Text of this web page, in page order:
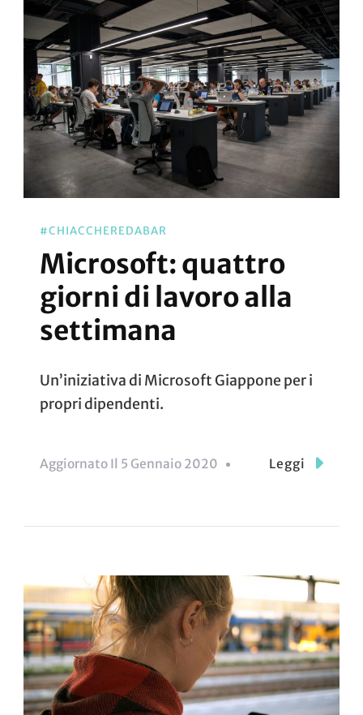
#CHIACCHEREDABAR
Microsoft: quattro
giorni di lavoro alla
settimana
Un’iniziativa di Microsoft Giappone per i
propri dipendenti.
Aggiornato Il 5 Gennaio 2020 Leggi